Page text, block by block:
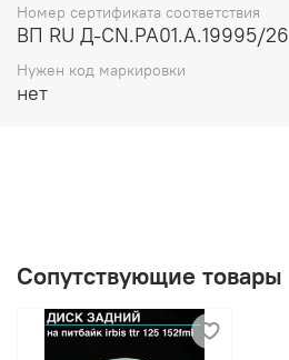
Номер сертификата соответствия
ВП RU Д-CN.РА01.А.19995/26
Нужен код маркировки
нет
Сопутствующие товары